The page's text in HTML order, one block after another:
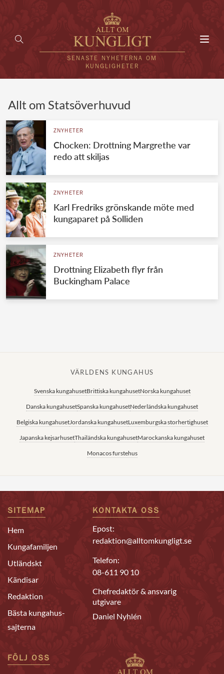
SENASTE NYHETERNA OM
KUNGLIGHETER
UTLÄNDSKT
VÄRLDENS KUNGAHUS
Svenska kungahuset
Brittiska kungahuset
Danska kungahuset
Spanska kungahuset
REDAKTION
Allt om Statsöverhuvud
ZNYHETER
Chocken: Drottning Margrethe var
redo att skiljas
ZNYHETER
Karl Fredriks grönskande möte med
kungaparet på Solliden
ZNYHETER
Drottning Elizabeth flyr från
Buckingham Palace
VÄRLDENS KUNGAHUS
Svenska kungahusetBrittiska kungahusetNorska kungahuset
Danska kungahusetSpanska kungahusetNederländska kungahuset
Belgiska kungahusetJordanska kungahusetLuxemburgska storhertighuset
Japanska kejsarhusetThailändska kungahusetMarockanska kungahuset
Monacos furstehus
SITEMAP
Hem
Kungafamiljen
Utländskt
Kändisar
Redaktion
Bästa kungahus-
sajterna
KONTAKTA OSS
Epost:
redaktion@alltomkungligt.se
Telefon:
08-611 90 10
Chefredaktör & ansvarig
utgivare
Daniel Nyhlén
FÖLJ OSS